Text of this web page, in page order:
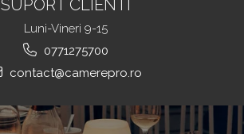
SUPORT CLIENTI
Luni-Vineri 9-15
0771275700
contact@camerepro.ro